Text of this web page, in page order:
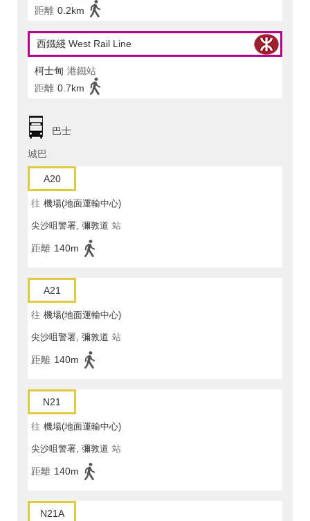
距離 0.2km
西鐵綫 West Rail Line
柯士甸 港鐵站
距離 0.7km
巴士
城巴
A20
往 機場(地面運輸中心)
尖沙咀警署, 彌敦道 站
距離 140m
A21
往 機場(地面運輸中心)
尖沙咀警署, 彌敦道 站
距離 140m
N21
往 機場(地面運輸中心)
尖沙咀警署, 彌敦道 站
距離 140m
N21A